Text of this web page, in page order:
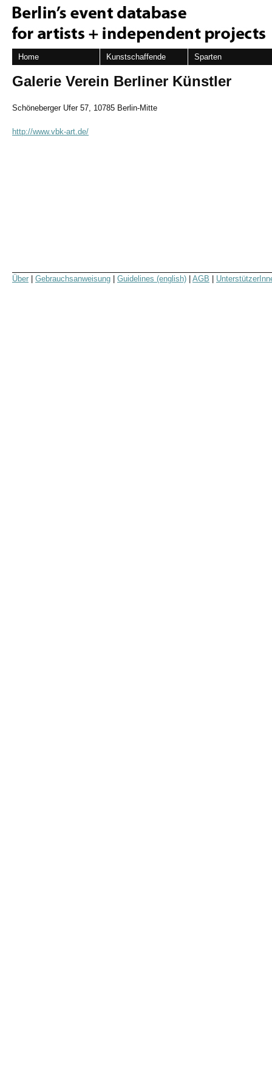
Home Kunstschaffende Sparten
Galerie Verein Berliner Künstler
Schöneberger Ufer 57, 10785 Berlin-Mitte
http://www.vbk-art.de/
Über Gebrauchsanweisung Guidelines (english) AGB